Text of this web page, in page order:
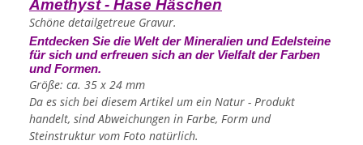
Amethyst - Hase Häschen
Schöne detailgetreue Gravur.
Entdecken Sie die Welt der Mineralien und Edelsteine
für sich und erfreuen sich an der Vielfalt der Farben
und Formen.
Größe: ca. 35 x 24 mm
Da es sich bei diesem Artikel um ein Natur - Produkt
handelt, sind Abweichungen in Farbe, Form und
Steinstruktur vom Foto natürlich.